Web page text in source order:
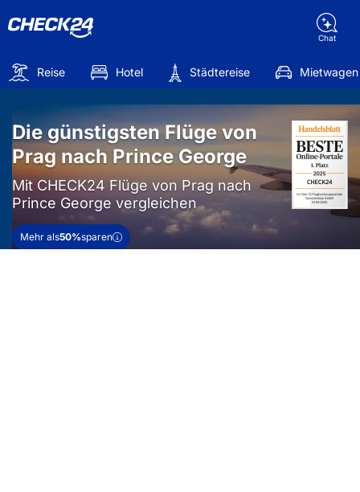
Chat
Reise Hotel Städtereise Mietwagen
Die günstigsten Flüge von
Prag nach Prince George
Mit CHECK24 Flüge von Prag nach
Prince George vergleichen
Mehr als50%sparen